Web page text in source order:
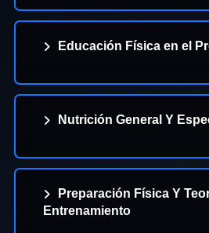
Educación Física en el
Nutrición General Y
Preparación Física Y
Entrenamiento